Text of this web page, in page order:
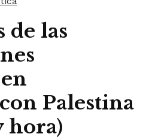
las
Palestina
hora)